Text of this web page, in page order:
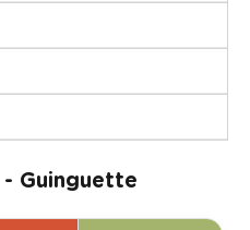
Guinguette